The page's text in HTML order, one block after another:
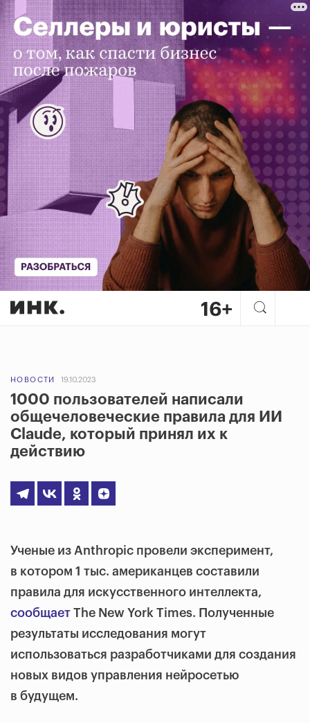
НОВОСТИ 19.10.2023
1000 пользователей написали
общечеловеческие правила для ИИ
Claudе, который принял их к
действию
Ученые из Anthropic провели эксперимент,
в котором 1 тыс. американцев составили
правила для искусственного интеллекта,
сообщает The New York Times. Полученные
результаты исследования могут
использоваться разработчиками для создания
новых видов управления нейросетью
в будущем.